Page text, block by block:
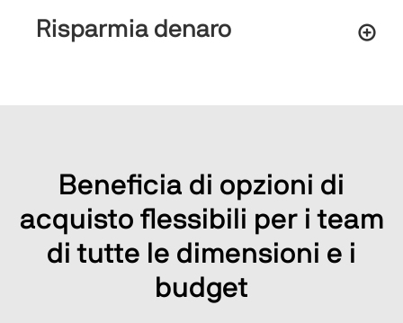
Risparmia denaro
Beneficia di opzioni di
acquisto flessibili per i team
di tutte le dimensioni e i
budget